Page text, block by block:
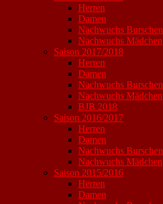
Herren
Damen
Nachwuchs Burschen
Nachwuchs Mädchen
Saison 2017/2018
Herren
Damen
Nachwuchs Burschen
Nachwuchs Mädchen
BJB 2018
Saison 2016/2017
Herren
Damen
Nachwuchs Burschen
Nachwuchs Mädchen
Saison 2015/2016
Herren
Damen